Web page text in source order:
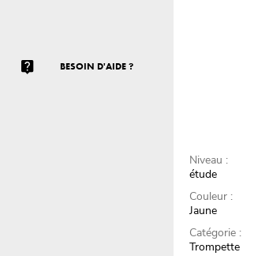
BESOIN D'AIDE ?
Niveau :
étude
Couleur :
Jaune
Catégorie :
Trompette